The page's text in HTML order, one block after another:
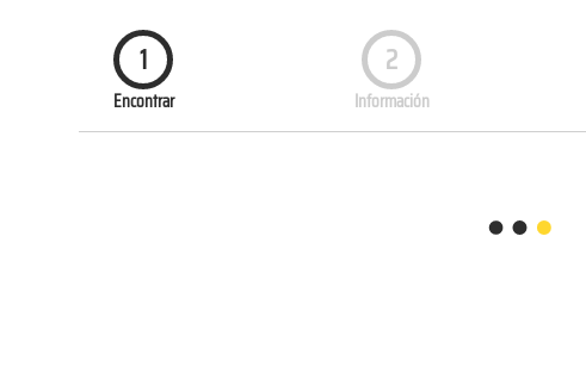
1
Encontrar
2
Información